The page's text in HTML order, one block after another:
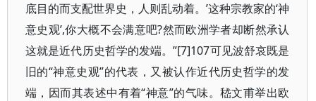
底目的而支配世界史，人则乱动着。’这种宗教家的‘神
意史观’,你大概不会满意吧?然而欧洲学者却断然承认
这就是近代历史哲学的发端。”[7]107可见波舒哀既是
旧的“神意史观”的代表，又被认作近代历史哲学的发
端，因而其表述中有着“神意”的气味。嵇文甫举出欧